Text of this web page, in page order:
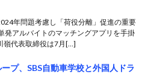
年問題考慮し「荷役分離」促進の重要
発アルバイトのマッチングアプリを手掛
嶺代表取締役は7月[…]
プ、SBS自動車学校と外国人ドラ